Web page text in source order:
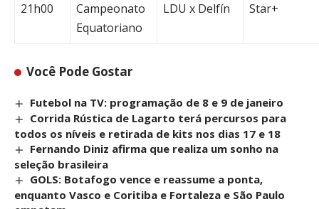
21h00
Campeonato
Equatoriano
LDU x Delfín Star+
Você Pode Gostar
Futebol na TV: programação de 8 e 9 de janeiro
Corrida Rústica de Lagarto terá percursos para
todos os níveis e retirada de kits nos dias 17 e 18
Fernando Diniz afirma que realiza um sonho na
seleção brasileira
GOLS: Botafogo vence e reassume a ponta,
enquanto Vasco e Coritiba e Fortaleza e São Paulo